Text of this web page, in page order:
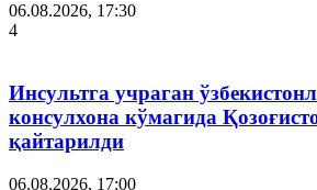
06.08.2026, 17:30
4
Инсультга учраган
консулхона кўмагида
қайтарилди
06.08.2026, 17:00